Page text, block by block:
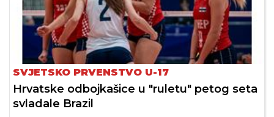
SVJETSKO PRVENSTVO U-17
Hrvatske odbojkašice u "ruletu" petog seta
svladale Brazil